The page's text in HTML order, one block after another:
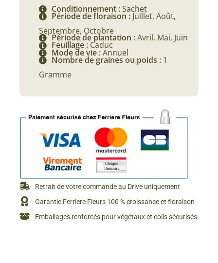
Conditionnement :Sachet
Période de floraison : Juillet, Août,
Septembre, Octobre
Période de plantation :Avril, Mai, Juin
Feuillage : Caduc
Mode de vie :Annuel
Nombre de graines ou poids : 1
Gramme
Retrait de votre commande au Drive uniquement
Garantie Ferriere Fleurs 100 % croissance et floraison
Emballages renforcés pour végétaux et colis sécurisés